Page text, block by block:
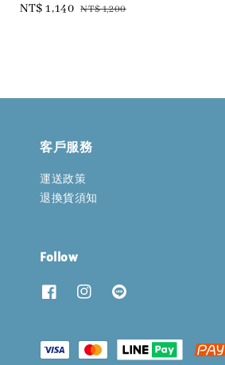
Sale
NT$ 1,140 Regular
NT$ 1,200
客戶服務
運送政策
退換貨須知
Follow